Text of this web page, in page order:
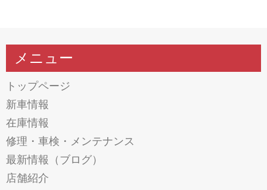
メニュー
トップページ
新車情報
在庫情報
修理・車検・メンテナンス
最新情報（ブログ）
店舗紹介